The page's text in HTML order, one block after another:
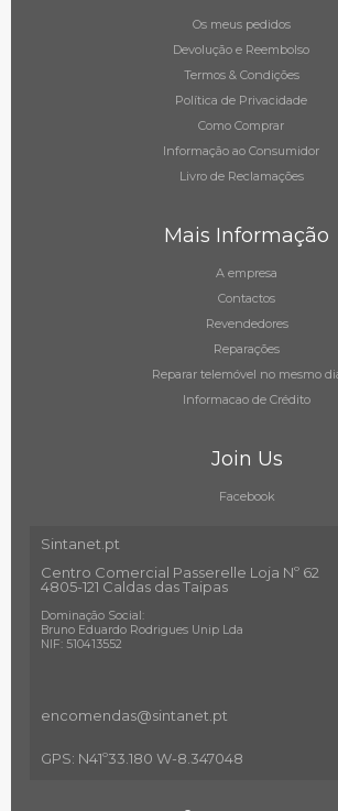
Os meus pedidos
Devolução e Reembolso
Termos & Condições
Política de Privacidade
Como Comprar
Informação ao Consumidor
Livro de Reclamações
Mais Informação
A empresa
Contactos
Revendedores
Reparações
Reparar telemóvel no mesmo
Informacao de Crédito
Join Us
Facebook
Sintanet.pt
Centro Comercial Passerelle Loja Nº 62
4805-121 Caldas das Taipas
Dominação Social:
Bruno Eduardo Rodrigues Unip Lda
NIF: 510413552
encomendas@sintanet .pt
GPS: N41º33.180 W-8.347048